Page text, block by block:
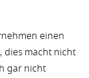
einen
dies macht nicht
gar nicht